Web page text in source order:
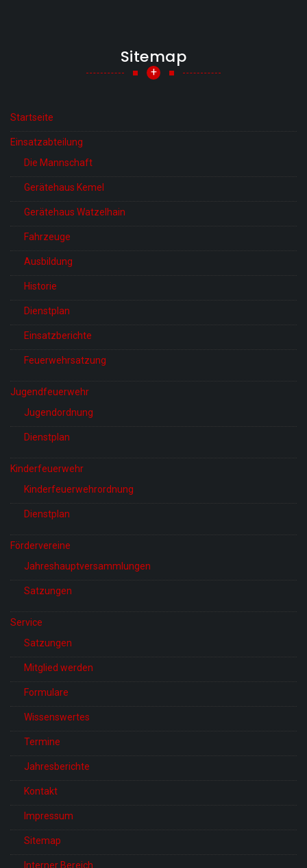
Sitemap
+
Startseite
Einsatzabteilung
Die Mannschaft
Gerätehaus Kemel
Gerätehaus Watzelhain
Fahrzeuge
Ausbildung
Historie
Dienstplan
Einsatzberichte
Feuerwehrsatzung
Jugendfeuerwehr
Jugendordnung
Dienstplan
Kinderfeuerwehr
Kinderfeuerwehrordnung
Dienstplan
Fördervereine
Jahreshauptversammlungen
Satzungen
Service
Satzungen
Mitglied werden
Formulare
Wissenswertes
Termine
Jahresberichte
Kontakt
Impressum
Sitemap
Interner Bereich